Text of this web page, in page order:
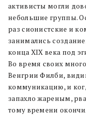
активисты могли
небольшие группы.
раз сионистские и
занимались
конца XIX века под
Во время своих
Венгрии Филби,
коммуникацию, и
запахло жареным,
тому времени